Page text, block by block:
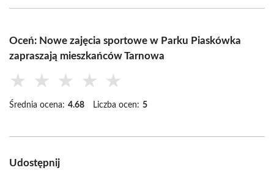
Oceń: Nowe zajęcia sportowe w Parku Piaskówka
zapraszają mieszkańców Tarnowa
★ ★ ★ ★ ★
Średnia ocena: 4.68 Liczba ocen: 5
Udostępnij